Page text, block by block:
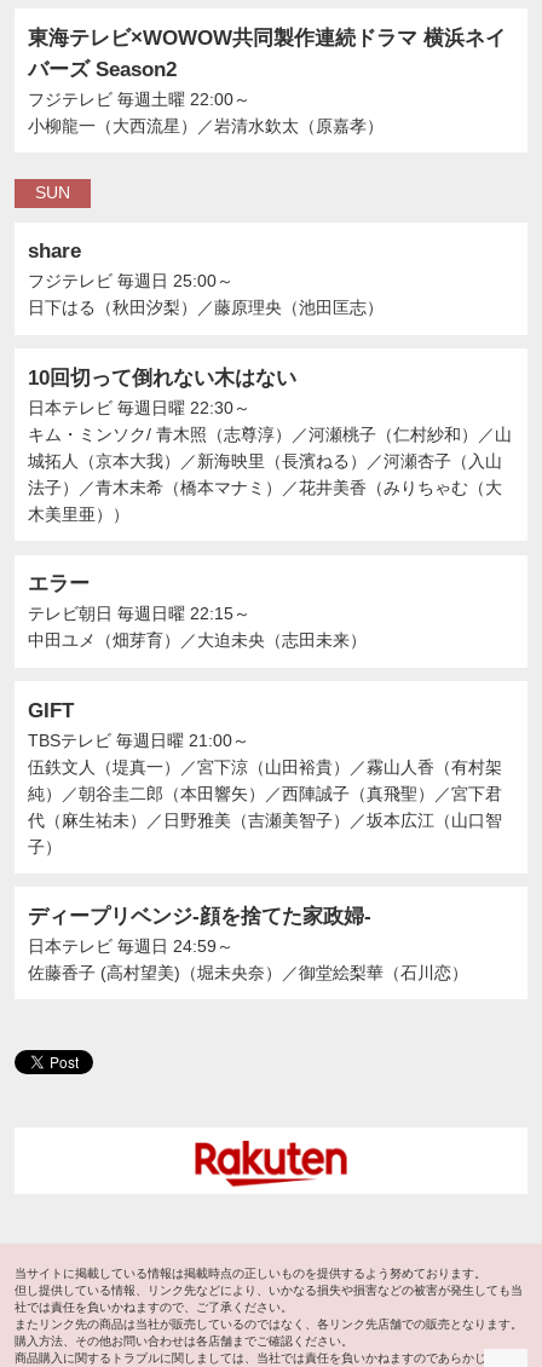
東海テレビ×WOWOW共同製作連続ドラマ 横浜ネイ
バーズ Season2
フジテレビ 毎週土曜 22:00～
小柳龍一（大西流星）
／岩清水欽太（原嘉孝）
SUN
share
フジテレビ 毎週日 25:00～
日下はる（秋田汐梨）
／藤原理央（池田匡志）
10回切って倒れない木はない
日本テレビ 毎週日曜 22:30～
キム・ミンソク/ 青木照（志尊淳）
／河瀬桃子（仁村紗和） ／山
城拓人（京本大我）
／新海映里（長濱ねる） ／河瀬杏子（入山
法子）
／青木未希（橋本マナミ） ／花井美香（みりちゃむ（大
木美里亜））
エラー
テレビ朝日 毎週日曜 22:15～
中田ユメ（畑芽育）
／大迫未央（志田未来）
GIFT
TBSテレビ 毎週日曜 21:00～
伍鉄文人（堤真一）
／宮下涼（山田裕貴） ／霧山人香（有村架
純）
／朝谷圭二郎（本田響矢） ／西陣誠子（真飛聖） ／宮下君
代（麻生祐未）
／ 日野雅美（吉瀬美智子） ／坂本広江（山口智
子）
ディープリベンジ-顔を捨てた家政婦-
日本テレビ 毎週日 24:59～
佐藤香子 (高村望美)（堀未央奈）
／御堂絵梨華（石川恋）
当サイトに掲載している情報は掲載時点の正しいものを提供するよう努めております。
但し提供している情報、リンク先などにより、いかなる損失や損害などの被害が発生しても当
社では責任を負いかねますので、ご了承ください。
またリンク先の商品は当社が販売しているのではなく、各リンク先店舗での販売となります。
購入方法、その他お問い合わせは各店舗までご確認ください。
商品購入に関するトラブルに関しましては、当社では責任を負いかねますのであらかじめご了